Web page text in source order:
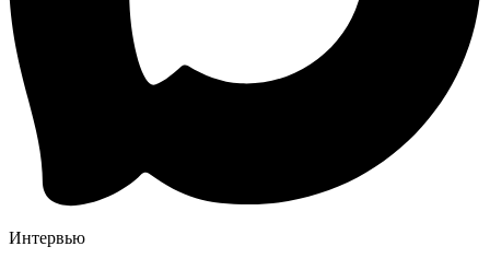
Интервью